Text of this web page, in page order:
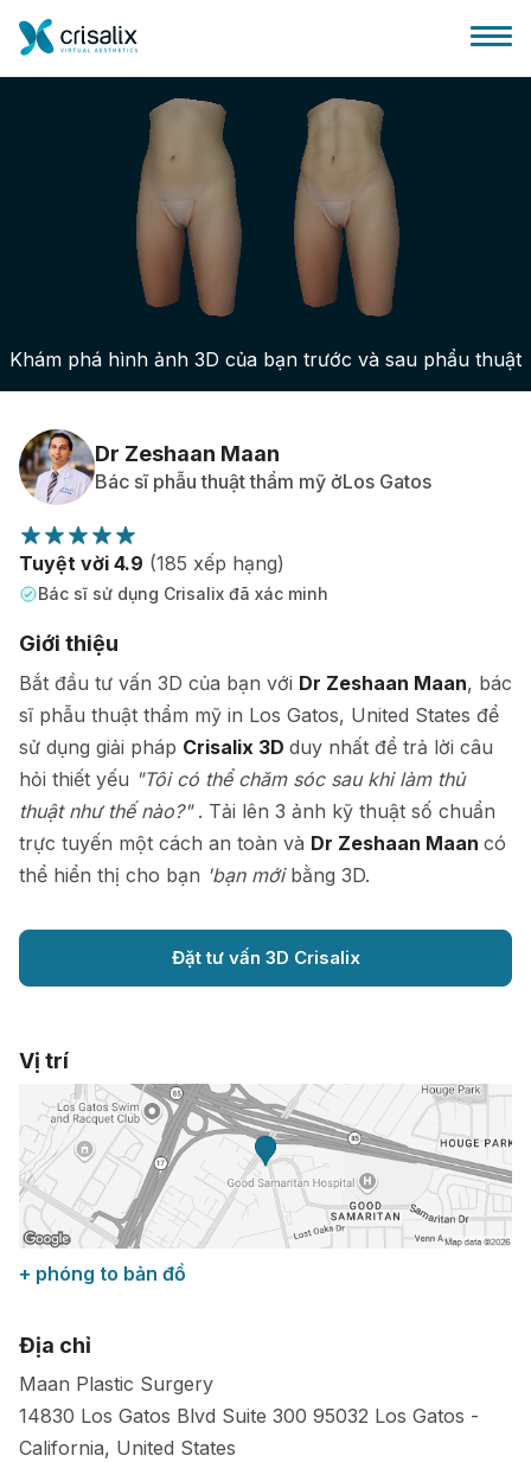
Bác sĩ phẫu thuật
Nền tảng kinh doanh 3D
Gói
Đánh giá của bệnh nhân
Khám phá hình ảnh 3D của bạn trước và sau phẩu thuật
Dr Zeshaan Maan
Bác sĩ phẫu thuật thẩm mỹ ởLos Gatos
Tuyệt vời 4.9 (185 xếp hạng)
Bác sĩ sử dụng Crisalix đã xác minh
Giới thiệu
Bắt đầu tư vấn 3D của bạn với Dr Zeshaan Maan, bác
sĩ phẫu thuật thẩm mỹ in Los Gatos, United States để
sử dụng giải pháp Crisalix 3D duy nhất để trả lời câu
hỏi thiết yếu "Tôi có thể chăm sóc sau khi làm thủ
thuật như thế nào?" . Tải lên 3 ảnh kỹ thuật số chuẩn
trực tuyến một cách an toàn và Dr Zeshaan Maan có
thể hiển thị cho bạn 'bạn mới bằng 3D.
Đặt tư vấn 3D Crisalix
Vị trí
+ phóng to bản đồ
Địa chỉ
Maan Plastic Surgery
14830 Los Gatos Blvd Suite 300 95032 Los Gatos -
California, United States